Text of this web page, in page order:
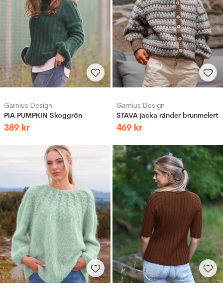
Garnius Design
PIA PUMPKIN Skoggrön
389 kr
Garnius Design
STAVA jacka ränder brunmelert
469 kr